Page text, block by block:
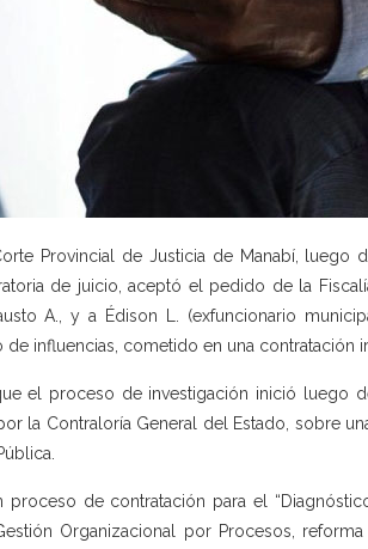
Provincial de Justicia de Manabí, luego
de juicio, aceptó el pedido de la
A., y a Édison L. (exfuncionario
influencias, cometido en una contratación
el proceso de investigación inició luego
la Contraloría General del Estado, sobre
de contratación para el
Organizacional por Procesos,